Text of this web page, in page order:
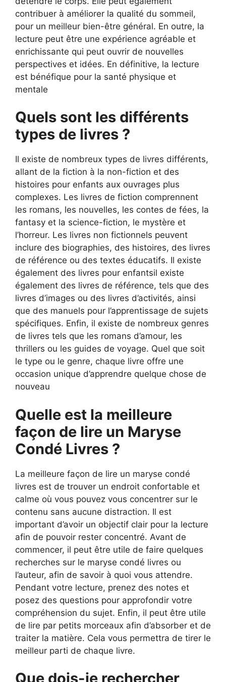
contribuer à améliorer la qualité du sommeil,
pour un meilleur bien-être général. En outre, la
lecture peut être une expérience agréable et
enrichissante qui peut ouvrir de nouvelles
perspectives et idées. En définitive, la lecture
est bénéfique pour la santé physique et
mentale
Quels sont les différents
types de livres ?
Il existe de nombreux types de livres différents,
allant de la fiction à la non-fiction et des
histoires pour enfants aux ouvrages plus
complexes. Les livres de fiction comprennent
les romans, les nouvelles, les contes de fées, la
fantasy et la science-fiction, le mystère et
l’horreur. Les livres non fictionnels peuvent
inclure des biographies, des histoires, des livres
de référence ou des textes éducatifs. Il existe
également des livres pour enfantsil existe
également des livres de référence, tels que des
livres d’images ou des livres d’activités, ainsi
que des manuels pour l’apprentissage de sujets
spécifiques. Enfin, il existe de nombreux genres
de livres tels que les romans d’amour, les
thrillers ou les guides de voyage. Quel que soit
le type ou le genre, chaque livre offre une
occasion unique d’apprendre quelque chose de
nouveau
Quelle est la meilleure
façon de lire un Maryse
Condé Livres ?
La meilleure façon de lire un maryse condé
livres est de trouver un endroit confortable et
calme où vous pouvez vous concentrer sur le
contenu sans aucune distraction. Il est
important d’avoir un objectif clair pour la lecture
afin de pouvoir rester concentré. Avant de
commencer, il peut être utile de faire quelques
recherches sur le maryse condé livres ou
l’auteur, afin de savoir à quoi vous attendre.
Pendant votre lecture, prenez des notes et
posez des questions pour approfondir votre
compréhension du sujet. Enfin, il peut être utile
de lire par petits morceaux afin d’absorber et de
traiter la matière. Cela vous permettra de tirer le
meilleur parti de chaque livre.
Que dois-je rechercher